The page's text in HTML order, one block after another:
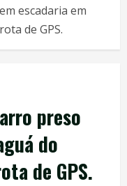
escadaria em
de GPS.
preso
do
de GPS.